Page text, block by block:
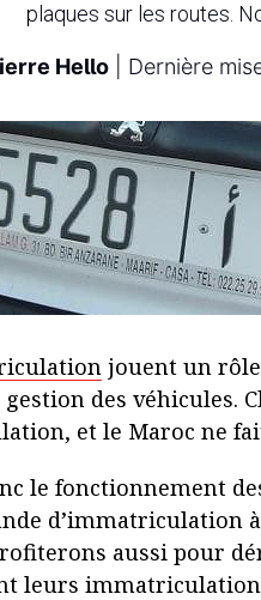
plaques sur les routes.
Hello| Dernière
jouent un
des véhicules.
et le Maroc ne
le fonctionnement
d’immatriculation
aussi pour
leurs